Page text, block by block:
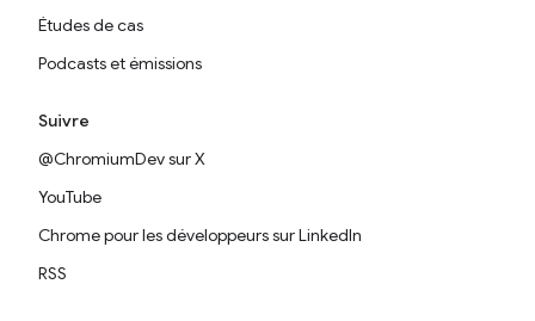
Études de cas
Podcasts et émissions
Suivre
@ChromiumDev sur X
YouTube
Chrome pour les développeurs sur LinkedIn
RSS